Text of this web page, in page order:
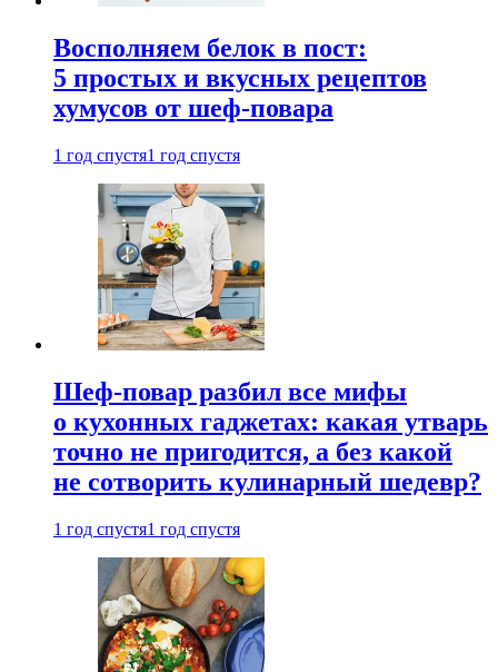
Восполняем белок в пост:
5 простых и вкусных рецептов
хумусов от шеф-повара
1 год спустя1 год спустя
Шеф-повар разбил все мифы
о кухонных гаджетах: какая утварь
точно не пригодится, а без какой
не сотворить кулинарный шедевр?
1 год спустя1 год спустя